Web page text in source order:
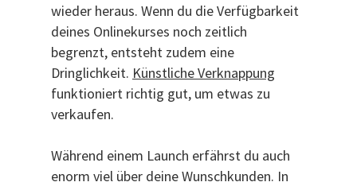
wieder heraus. Wenn du die Verfügbarkeit
deines Onlinekurses noch zeitlich
begrenzt, entsteht zudem eine
Dringlichkeit. Künstliche Verknappung
funktioniert richtig gut, um etwas zu
verkaufen.
Während einem Launch erfährst du auch
enorm viel über deine Wunschkunden. In